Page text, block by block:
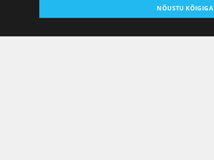
NÕUSTU KÕIGIGA